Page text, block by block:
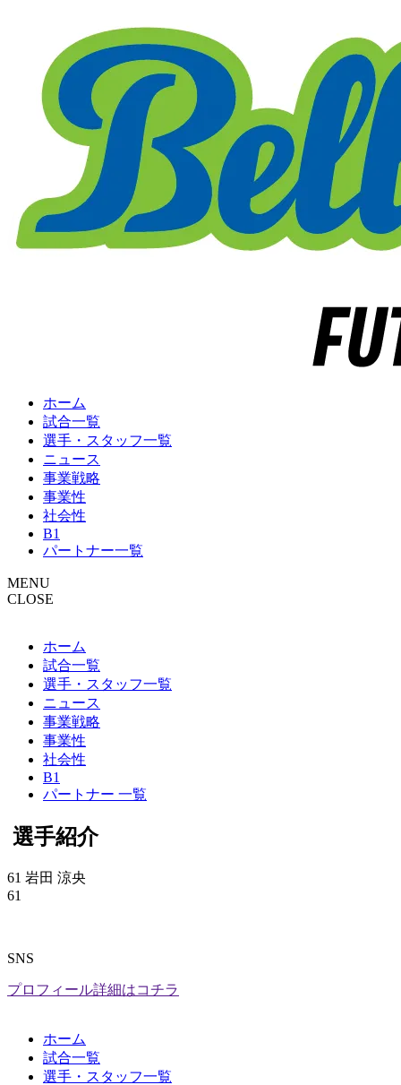
ホーム
試合一覧
選手・スタッフ一覧
ニュース
事業戦略
事業性
社会性
B1
パートナー一覧
MENU
CLOSE
ホーム
試合一覧
選手・スタッフ一覧
ニュース
事業戦略
事業性
社会性
B1
パートナー 一覧
選手紹介
61 岩田 涼央
61
SNS
プロフィール詳細はコチラ
ホーム
試合一覧
選手・スタッフ一覧